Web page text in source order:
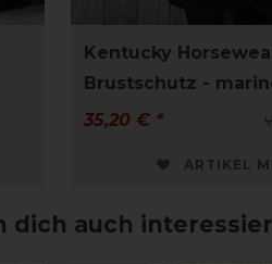
Kentucky
Brustschutz -
35,20 € *
ARTIKEL
dich auch